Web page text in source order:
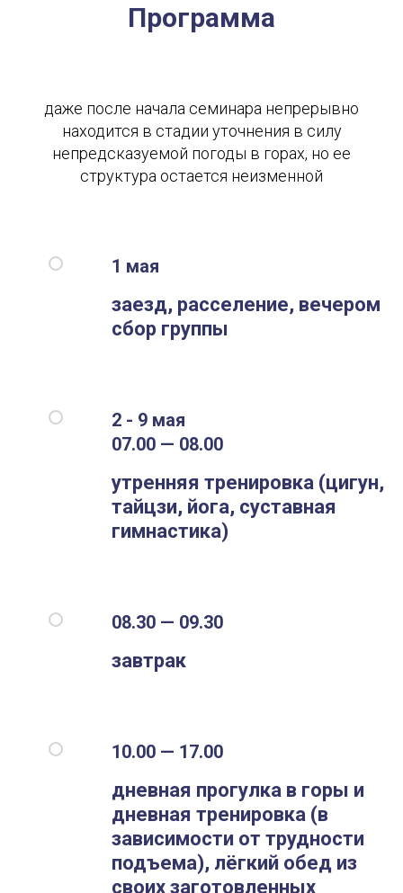
Программа
даже после начала семинара непрерывно
находится в стадии уточнения в силу
непредсказуемой погоды в горах, но ее
структура остается неизменной
1 мая
заезд, расселение, вечером
сбор группы
2 - 9 мая
07.00 — 08.00
утренняя тренировка (цигун,
тайцзи, йога, суставная
гимнастика)
08.30 — 09.30
завтрак
10.00 — 17.00
дневная прогулка в горы и
дневная тренировка (в
зависимости от трудности
подъема), лёгкий обед из
своих заготовленных